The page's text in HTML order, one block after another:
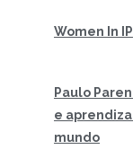
Women In IP
Paulo
e
mundo